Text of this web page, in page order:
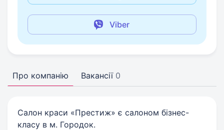
Viber
Про компанію Вакансії 0
Салон краси «Престиж» є салоном бізнес-
класу в м. Городок.